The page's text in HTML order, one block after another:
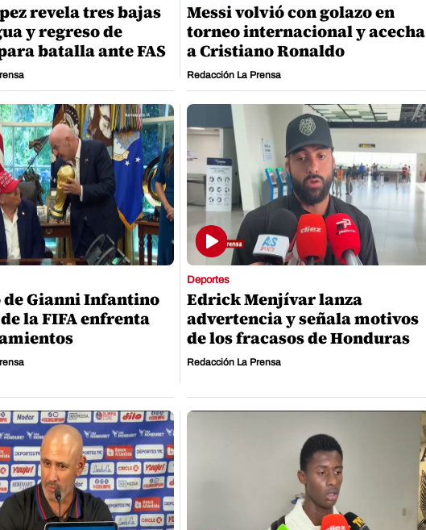
revela tres bajas
y regreso de
batalla ante FAS
Messi volvió con golazo en
torneo internacional y acecha
a Cristiano Ronaldo
Redacción La Prensa
Gianni Infantino
la FIFA enfrenta
Deportes
Edrick Menjívar lanza
advertencia y señala motivos
de los fracasos de Honduras
Redacción La Prensa